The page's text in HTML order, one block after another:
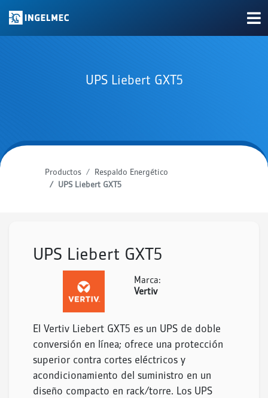
UPS Liebert GXT5
Productos
Respaldo Energético
UPS Liebert GXT5
UPS Liebert GXT5
Marca:
Vertiv
El Vertiv Liebert GXT5 es un UPS de doble
conversión en línea; ofrece una protección
superior contra cortes eléctricos y
acondicionamiento del suministro en un
diseño compacto en rack/torre. Los UPS